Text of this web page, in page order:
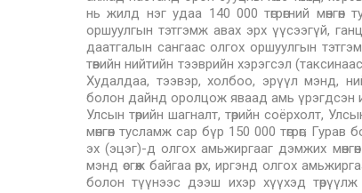
нь жилд нэг удаа 140 000 төгрөгний
оршуулгын тэтгэмж авах эрх үүсээгүй,
даатгалын сангаас олгох оршуулгын
төвийн нийтийн тээврийн хэрэгсэл
Худалдаа, тээвэр, холбоо, эрүүл мэнд,
болон дайнд оролцож яваад амь үрэгдсэн
Улсын төрийн шагналт, төрийн соёрхолт,
мөнгөн тусламж сар бүр 150 000 төгрөг;
эх (эцэг)-д олгох амьжиргааг дэмжих
мэнд өсгөж байгаа өрх, иргэнд олгох
болон түүнээс дээш ихэр хүүхэд төрүүлж